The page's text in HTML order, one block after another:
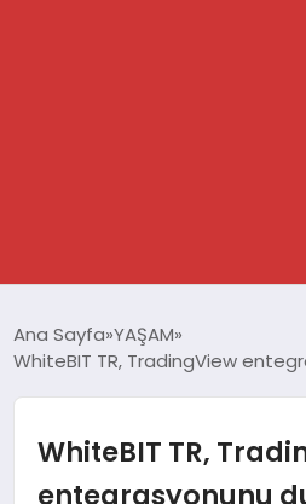
DÜNYA
Ana Sayfa YAŞAM
WhiteBIT TR, TradingView
WhiteBIT TR,
entegrasyonunu